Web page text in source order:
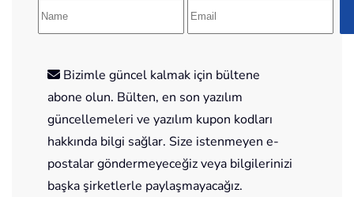
Bizimle güncel kalmak için bültene
abone olun. Bülten, en son yazılım
güncellemeleri ve yazılım kupon kodları
hakkında bilgi sağlar. Size istenmeyen e-
postalar göndermeyeceğiz veya bilgilerinizi
başka şirketlerle paylaşmayacağız.